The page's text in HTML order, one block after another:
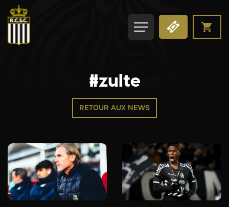
#zulte
RETOUR AUX NEWS